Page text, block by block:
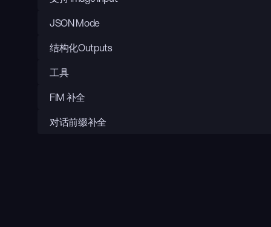
JSON Mode
结构化Outputs
工具
FIM 补全
对话前缀补全